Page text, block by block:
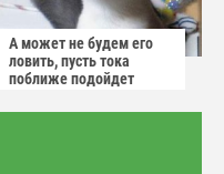
А может не будем его
ловить, пусть тока
поближе подойдет